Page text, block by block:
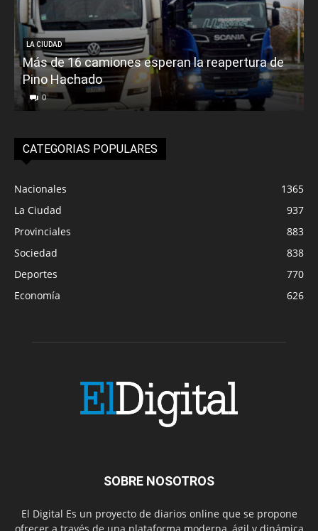
LA CIUDAD
Más de 16 camiones esperan la reapertura de
Pino Hachado
0
CATEGORIAS POPULARES
Nacionales
1365
La Ciudad
937
Provinciales
883
Sociedad
838
Deportes
770
Economía
626
SOBRE NOSOTROS
El Digital Es un proyecto de diarios online que se propone